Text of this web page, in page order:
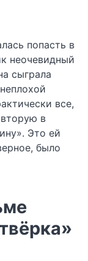
попасть в
неочевидный
сыграла
все,
в
Это ей
было